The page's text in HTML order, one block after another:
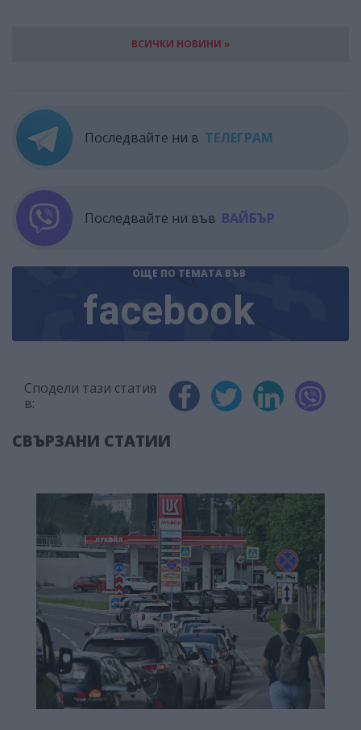
ВСИЧКИ НОВИНИ »
Последвайте ни в ТЕЛЕГРАМ
Последвайте ни във ВАЙБЪР
ОЩЕ ПО ТЕМАТА ВЪВ
facebook
Сподели тази статия
в:
СВЪРЗАНИ СТАТИИ